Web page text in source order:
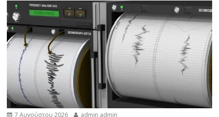
7 Αυγούστου 2026 admin admin